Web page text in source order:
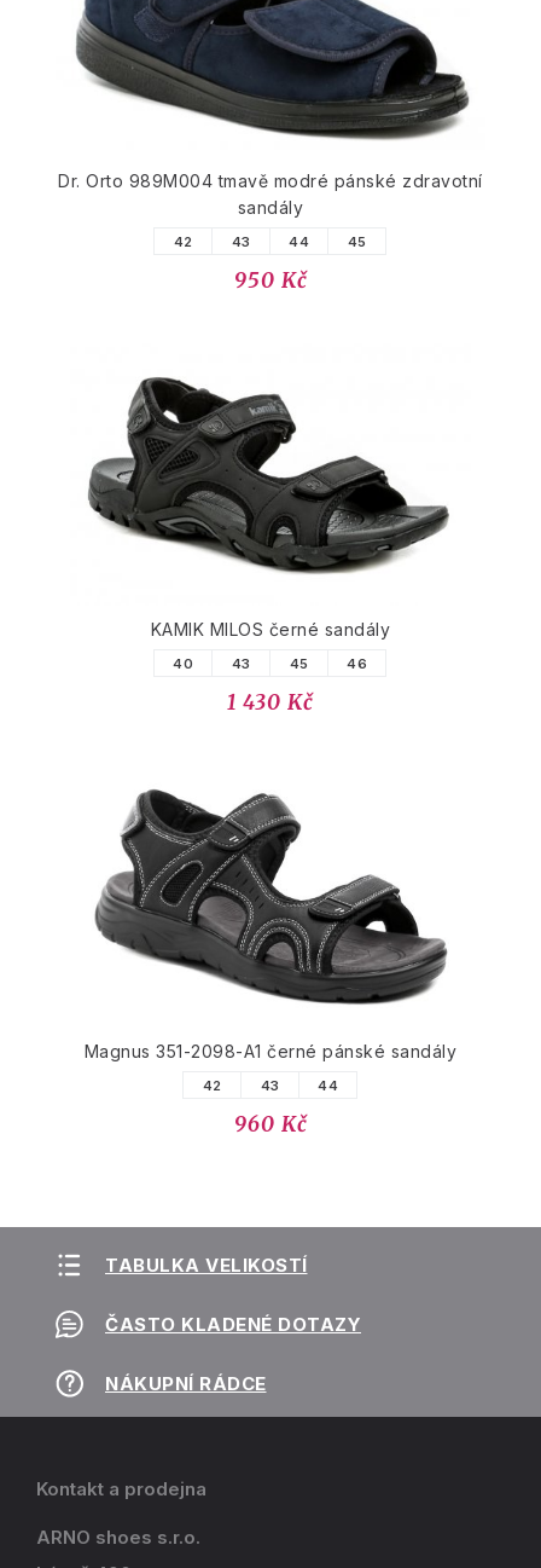
Dr. Orto 989M004 tmavě modré pánské zdravotní
sandály
42 43 44 45
950 Kč
KAMIK MILOS černé sandály
40 43 45 46
1 430 Kč
Magnus 351-2098-A1 černé pánské sandály
42 43 44
960 Kč
TABULKA VELIKOSTÍ
ČASTO KLADENÉ DOTAZY
NÁKUPNÍ RÁDCE
Kontakt a prodejna
ARNO shoes s.r.o.